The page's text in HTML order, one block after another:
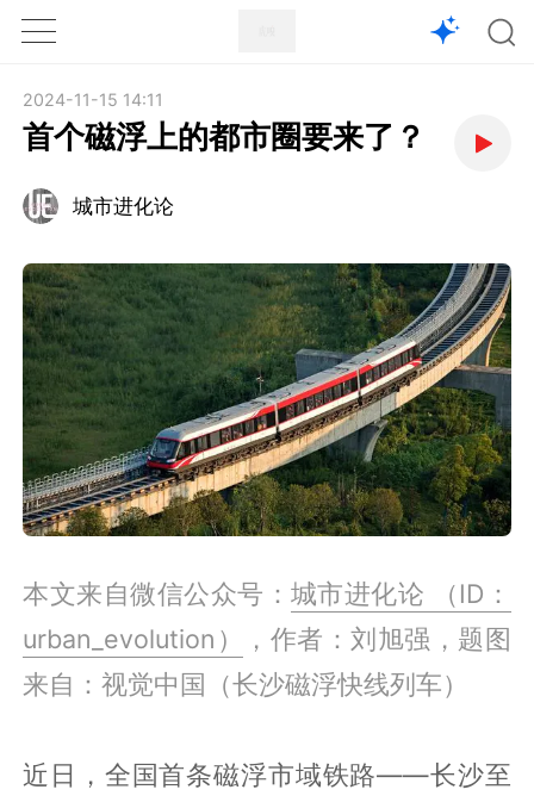
1X
2024-11-15 14:11
首个磁浮上的都市圈要来了？
城市进化论
本文来自微信公众号： 城市进化论 （ID：
urban_evolution）
，作者：刘旭强，题图
来自：视觉中国（长沙磁浮快线列车）
近日，全国首条磁浮市域铁路——长沙至